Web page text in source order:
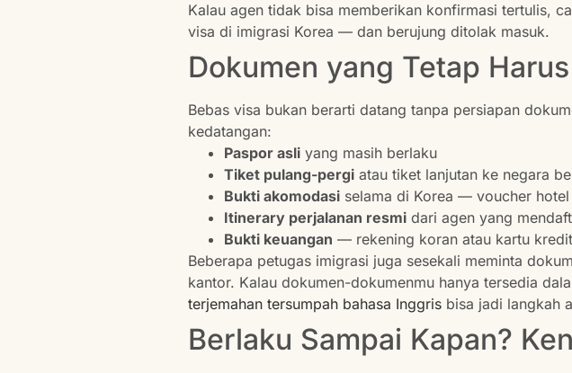
Kalau agen tidak bisa memberikan konfirmasi tertulis,
visa di imigrasi Korea — dan berujung ditolak masuk.
Dokumen yang Tetap
Bebas visa bukan berarti datang tanpa persiapan
kedatangan:
Paspor asliyang masih berlaku
Tiket pulang-pergiatau tiket lanjutan ke negara
Bukti akomodasiselama di Korea — voucher
Itinerary perjalanan resmidari agen yang
Bukti keuangan — rekening koran atau kartu
Beberapa petugas imigrasi juga sesekali meminta
kantor. Kalau dokumen-dokumenmu hanya tersedia
terjemahan tersumpah bahasa Inggrisbisa jadi langkah
Berlaku Sampai Kapan?